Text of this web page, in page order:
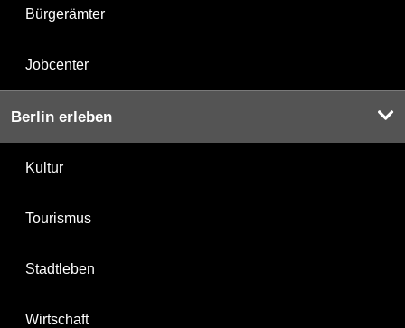
Bürgerämter
Jobcenter
Berlin erleben
Kultur
Tourismus
Stadtleben
Wirtschaft